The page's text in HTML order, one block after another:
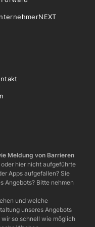
Meldung von Barrieren
hier nicht aufgeführte
Apps aufgefallen? Sie
Angebots? Bitte nehmen
und welche
unseres Angebots
so schnell wie möglich